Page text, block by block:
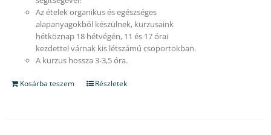
Az ételek organikus és egészséges
alapanyagokból készülnek, kurzusaink
hétköznap 18 hétvégén, 11 és 17 órai
kezdettel várnak kis létszámú csoportokban.
A kurzus hossza 3-3,5 óra.
Kosárba teszem Részletek